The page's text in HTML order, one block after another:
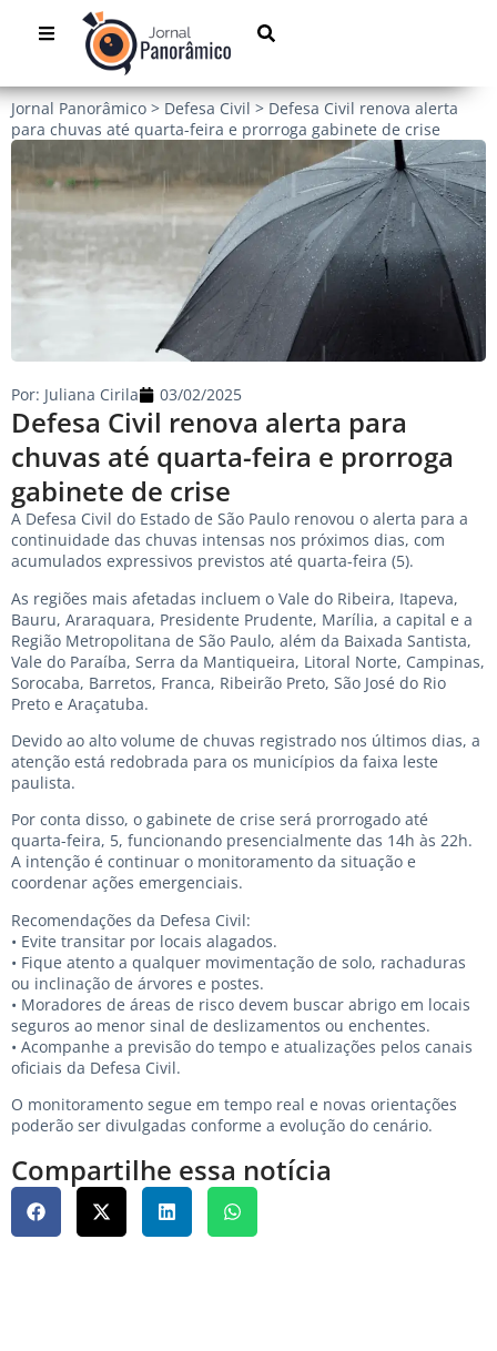
Jornal Panorâmico > Defesa Civil > Defesa Civil renova alerta
para chuvas até quarta-feira e prorroga gabinete de crise
Defesa Civil renova alerta para
chuvas até quarta-feira e prorroga
gabinete de crise
Por: Juliana Cirila 03/02/2025
A Defesa Civil do Estado de São Paulo renovou o alerta para a
continuidade das chuvas intensas nos próximos dias, com
acumulados expressivos previstos até quarta-feira (5).
As regiões mais afetadas incluem o Vale do Ribeira, Itapeva,
Bauru, Araraquara, Presidente Prudente, Marília, a capital e a
Região Metropolitana de São Paulo, além da Baixada Santista,
Vale do Paraíba, Serra da Mantiqueira, Litoral Norte, Campinas,
Sorocaba, Barretos, Franca, Ribeirão Preto, São José do Rio
Preto e Araçatuba.
Devido ao alto volume de chuvas registrado nos últimos dias, a
atenção está redobrada para os municípios da faixa leste
paulista.
Por conta disso, o gabinete de crise será prorrogado até
quarta-feira, 5, funcionando presencialmente das 14h às 22h.
A intenção é continuar o monitoramento da situação e
coordenar ações emergenciais.
Recomendações da Defesa Civil:
• Evite transitar por locais alagados.
• Fique atento a qualquer movimentação de solo, rachaduras
ou inclinação de árvores e postes.
• Moradores de áreas de risco devem buscar abrigo em locais
seguros ao menor sinal de deslizamentos ou enchentes.
• Acompanhe a previsão do tempo e atualizações pelos canais
oficiais da Defesa Civil.
O monitoramento segue em tempo real e novas orientações
poderão ser divulgadas conforme a evolução do cenário.
Compartilhe essa notícia